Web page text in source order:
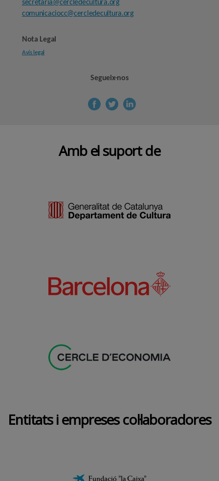
secretaria@cercledecultura.org
comunicaciocc@cercledecultura.org
Nota Legal
Avís legal
Segueix-nos
Amb el suport de
Entitats i empreses col·laboradores